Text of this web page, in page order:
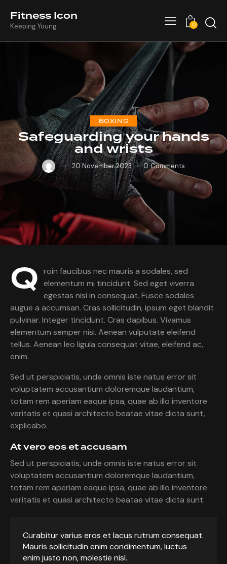
Fitness Icon
Keeping Young 0
BOXING
Safeguarding your hands
and wrists
20 November 2023 0 Comments
Q roin faucibus nec mauris a sodales, sed
elementum mi tincidunt. Sed eget viverra
egestas nisi in consequat. Fusce sodales
augue a accumsan. Cras sollicitudin, ipsum eget blandit
pulvinar. Integer tincidunt. Cras dapibus. Vivamus
elementum semper nisi. Aenean vulputate eleifend
tellus. Aenean leo ligula consequat vitae, eleifend ac,
enim.
Sed ut perspiciatis, unde omnis iste natus error sit
voluptatem accusantium doloremque laudantium,
totam rem aperiam eaque ipsa, quae ab illo inventore
veritatis et quasi architecto beatae vitae dicta sunt,
explicabo.
At vero eos et accusam
Sed ut perspiciatis, unde omnis iste natus error sit
voluptatem accusantium doloremque laudantium,
totam rem aperiam eaque ipsa, quae ab illo inventore
veritatis et quasi architecto beatae vitae dicta sunt.
Curabitur varius eros et lacus rutrum consequat.
Mauris sollicitudin enim condimentum, luctus
enim justo non, molestie nisl.